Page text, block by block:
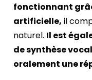
fonctionnant
artificielle, il
naturel. Il est
de synthèse
oralement une